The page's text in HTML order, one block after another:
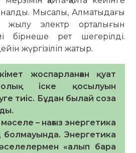
Мысалы, Алматыдағы
электр орталығын
бірнеше рет шегерілді.
жүргізіліп жатыр.
жоспарланған қуат
іске қосылуын
тиіс. Бұдан былай соза
– нағыз энергетика
Энергетика
«алып бара